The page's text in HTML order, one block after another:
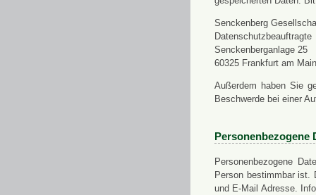
Senckenberg
Datenschutzbeauftragte
Senckenberganlage 25
60325 Frankfurt am Main
Außerdem haben Sie
Beschwerde bei einer
Personenbezogene
Personenbezogene
Person bestimmbar ist.
und E-Mail Adresse.